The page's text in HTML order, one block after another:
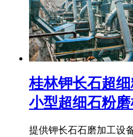
桂林钾长石超
小型超细石粉磨
提供钾长石石磨加工设